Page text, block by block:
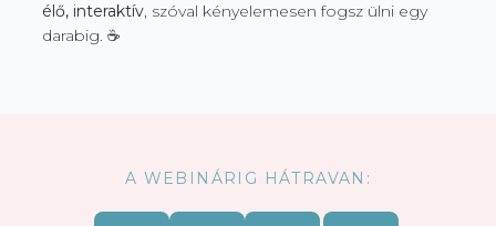
élő, interaktív, szóval kényelemesen fogsz ülni egy
darabig. ☕
A WEBINÁRIG HÁTRAVAN: